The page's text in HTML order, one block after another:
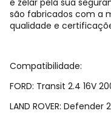
é zelar pela sua
são fabricados com a
qualidade e
Compatibilidade:
FORD: Transit 2.4 16V
LAND ROVER: